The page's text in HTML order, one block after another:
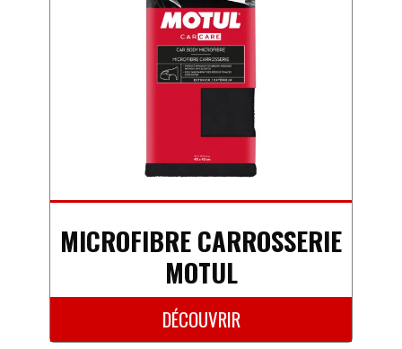
MICROFIBRE CARROSSERIE
MOTUL
DÉCOUVRIR